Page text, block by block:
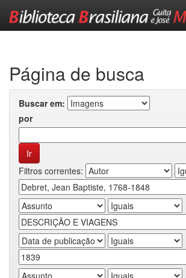
Página de busca
Buscar em:
por
Filtros correntes: